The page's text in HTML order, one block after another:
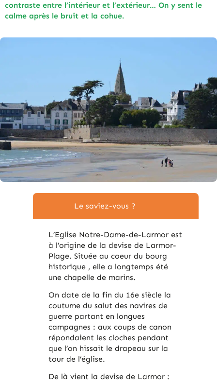
contraste entre l’intérieur et l’extérieur… On y sent le
calme après le bruit et la cohue.
Le saviez-vous ?
L’Eglise Notre-Dame-de-Larmor est
à l’origine de la devise de Larmor-
Plage. Située au coeur du bourg
historique , elle a longtemps été
une chapelle de marins.
On date de la fin du 16e siècle la
coutume du salut des navires de
guerre partant en longues
campagnes : aux coups de canon
répondaient les cloches pendant
que l’on hissait le drapeau sur la
tour de l’église.
De là vient la devise de Larmor :